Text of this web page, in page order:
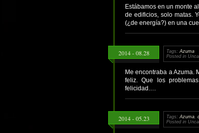
Estábamos en un monte
de edificios, solo matas.
(¿de energía?) en una
2014 - 08.28 Tags: Azuma
Posted in
Me encontraba a Azuma.
feliz. Que los
felicidad.…
2014 - 05.23 Tags: Azuma
Posted in